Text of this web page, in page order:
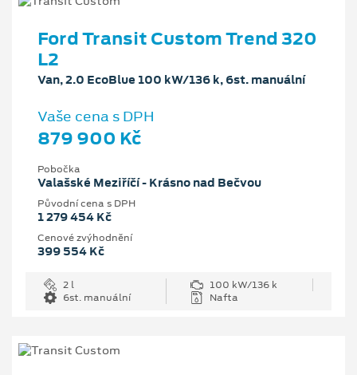
Ford Transit Custom Trend 320
L2
Van, 2.0 EcoBlue 100 kW/136 k, 6st. manuální
Vaše cena s DPH
879 900 Kč
Pobočka
Valašské Meziříčí - Krásno nad Bečvou
Původní cena s DPH
1 279 454 Kč
Cenové zvýhodnění
399 554 Kč
2 l
100 kW/136 k
6st. manuální
Nafta